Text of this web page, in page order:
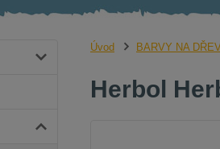
Úvod BARVY NA
Herbol